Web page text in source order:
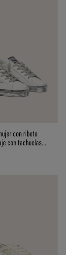
con ribete
con tachuelas